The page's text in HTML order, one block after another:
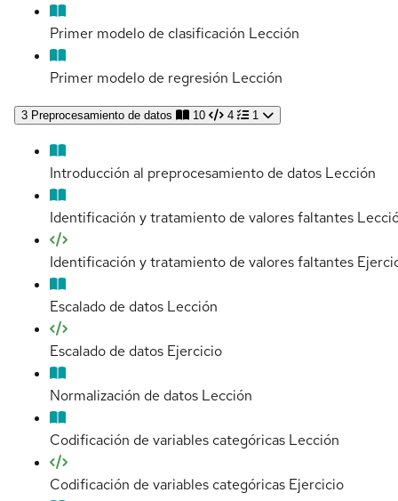
Primer modelo de clasificación Lección
Primer modelo de regresión Lección
3 Preprocesamiento de datos 10 4 1
Introducción al preprocesamiento de datos Lección
Identificación y tratamiento de valores faltantes
Identificación y tratamiento de valores faltantes
Escalado de datos Lección
Escalado de datos Ejercicio
Normalización de datos Lección
Codificación de variables categóricas Lección
Codificación de variables categóricas Ejercicio